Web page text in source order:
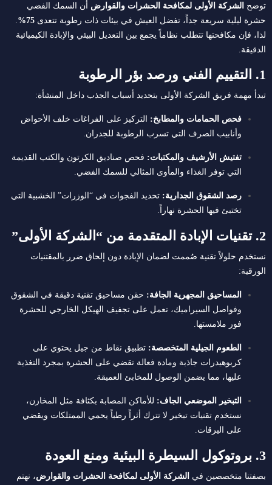
توضح الشركة الأولى لمكافحة الحشرات والقوارض أن السمك الفضي
حشرة ليلية سريعة جداً، تفضل العيش في بيئات ذات رطوبة تتعدى 75%
لذا، فإن مكافحتها تتطلب نظاماً يجمع بين التعديل البيئي والإبادة الكيميائية
الدقيقة.
1. التقييم الفني ورصد بؤر الرطوبة
تبدأ مهمة فريق الشركة الأولى بتحديد أسباب الجذب داخل المنشأة:
فحص الحمامات والمطابخ: التركيز على الفراغات خلف الأحواض
وأنابيب الصرف التي تسرب الرطوبة للجدران.
تفتيش الأرشيف والمكتبات: فحص صناديق الكرتون والكتب القديمة
التي توفر الغذاء والمأوى المثالي للسمك الفضي.
رصد الشقوق الجدارية: تحديد الفجوات في “الوزرات” الخشبية التي
تختبئ فيها الحشرة نهاراً.
2. تقنيات الإبادة المتقدمة من “الشركة الأولى”
نستخدم حلولاً تقنية صُممت لضمان الإبادة دون إلحاق ضرر بالمقتنيات
الورقية:
المساحيق المجهرية الجافة: حقن مساحيق تقنية دقيقة في الشقوق
وفواصل السيراميك، تعمل على تجفيف الهيكل الخارجي للحشرة
فور ملامستها.
الطعوم الجيلية المتخصصة: تطبيق نقاط من جيل يحتوي على
كربوهيدرات جاذبة ومادة فعالة تقضي على الحشرة بمجرد التغذية
عليها، مما يضمن الوصول للمخابئ العميقة.
التبخير الموضعي الجاف: للأماكن المصابة بكثافة مثل المخازن،
نستخدم تقنيات تبخير لا تترك أثراً رطباً يحمي الممتلكات ويقضي
على اليرقات.
3. بروتوكول السيطرة البيئية ومنع العودة
بصفتنا متخصصين في الشركة الأولى لمكافحة الحشرات والقوارض، نهتم